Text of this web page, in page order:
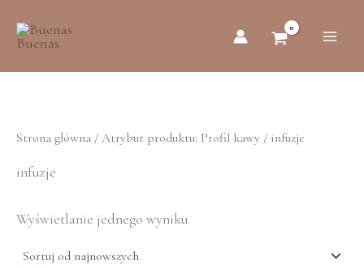
Strona główna / Atrybut produktu: Profil kawy / infuzje
infuzje
Wyświetlanie jednego wyniku